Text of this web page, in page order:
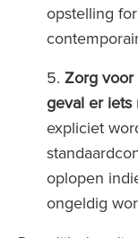
opstelling
Zorg
geval er iets
expliciet
oplopen
ongeldig